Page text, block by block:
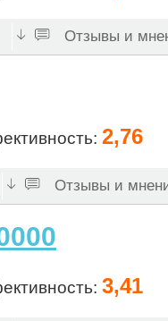
Отзывы и
2,76
Отзывы и
3,41